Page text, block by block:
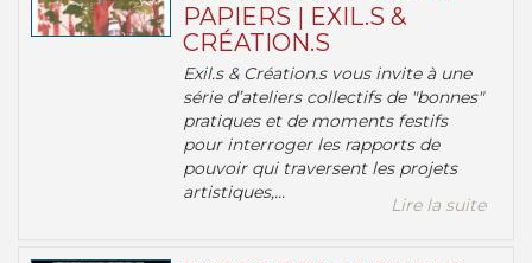
PAPIERS | EXIL.S &
CRÉATION.S
Exil.s & Création.s vous invite à une
série d’ateliers collectifs de "bonnes"
pratiques et de moments festifs
pour interroger les rapports de
pouvoir qui traversent les projets
artistiques,...
Lire la suite